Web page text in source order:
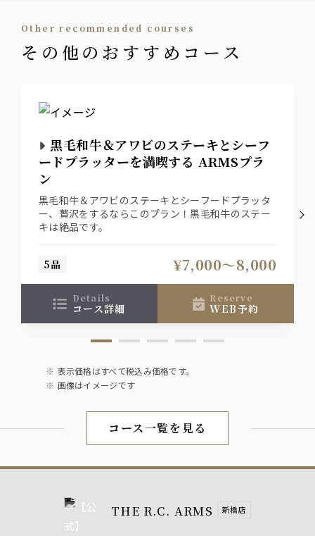
サワー
ソフトドリンク各種
other recommended courses
その他のおすすめコース
黒毛和牛＆アワビのステーキとシーフ
ードプラッターを満喫する ARMSプラ
ン
黒毛和牛＆アワビのステーキとシーフードプラッタ
ー、贅沢をするならこのプラン！黒毛和牛のステー
キは絶品です。
5品 ¥7,000〜8,000
details
コース詳細
reserve
WEB予約
表示価格はすべて税込み価格です。
画像はイメージです
コース一覧を見る
THE R.C. ARMS 新橋店